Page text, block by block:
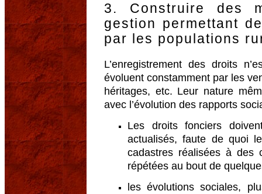
3. Construire des
gestion permettant
par les populations
L’enregistrement des droits
évoluent constamment par les
héritages, etc. Leur nature
avec l’évolution des rapports
Les droits fonciers
actualisés, faute de quoi
cadastres réalisées à des
répétées au bout de
les évolutions sociales,